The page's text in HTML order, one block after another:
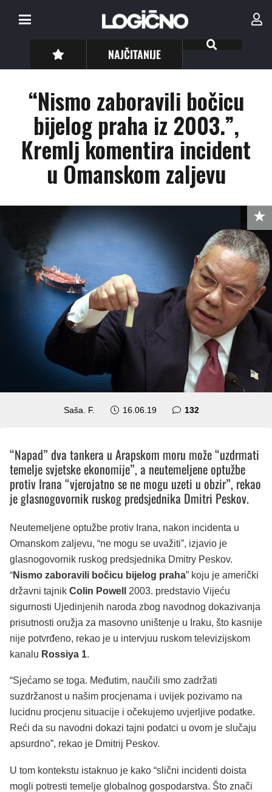
NAJČITANIJE
“Nismo zaboravili bočicu
bijelog praha iz 2003.”,
Kremlj komentira incident
u Omanskom zaljevu
Saša. F. 16.06.19 132komentara
“Napad” dva tankera u Arapskom moru može “uzdrmati
temelje svjetske ekonomije”, a neutemeljene optužbe
protiv Irana “vjerojatno se ne mogu uzeti u obzir”, rekao
je glasnogovornik ruskog predsjednika Dmitri Peskov.
Neutemeljene optužbe protiv Irana, nakon incidenta u
Omanskom zaljevu, “ne mogu se uvažiti”, izjavio je
glasnogovornik ruskog predsjednika Dmitry Peskov.
“Nismo zaboravili bočicu bijelog praha” koju je američki
državni tajnik Colin Powell
2003. predstavio Vijeću
sigurnosti Ujedinjenih naroda zbog navodnog dokazivanja
prisutnosti oružja za masovno uništenje u Iraku, što kasnije
nije potvrđeno, rekao je u intervjuu ruskom televizijskom
kanalu Rossiya 1.
“Sjećamo se toga. Međutim, naučili smo zadržati
suzdržanost u našim procjenama i uvijek pozivamo na
lucidnu procjenu situacije i očekujemo uvjerljive podatke.
Reći da su navodni dokazi tajni podatci u ovom je slučaju
apsurdno”, rekao je Dmitrij Peskov.
U tom kontekstu istaknuo je kako “slični incidenti doista
mogli potresti temelje globalnog gospodarstva. Što znači